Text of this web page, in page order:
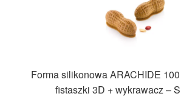
Forma silikonowa ARACHIDE
fistaszki 3D + wykrawacz –